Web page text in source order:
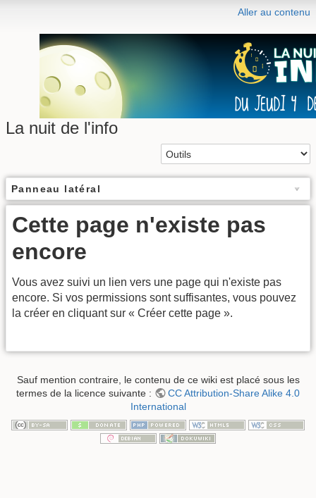
Aller au contenu
La nuit de l'info
Panneau latéral
Cette page n'existe pas
encore
Vous avez suivi un lien vers une page qui n'existe pas
encore. Si vos permissions sont suffisantes, vous pouvez
la créer en cliquant sur « Créer cette page ».
Sauf mention contraire, le contenu de ce wiki est placé sous les
termes de la licence suivante :
CC Attribution-Share Alike 4.0
International